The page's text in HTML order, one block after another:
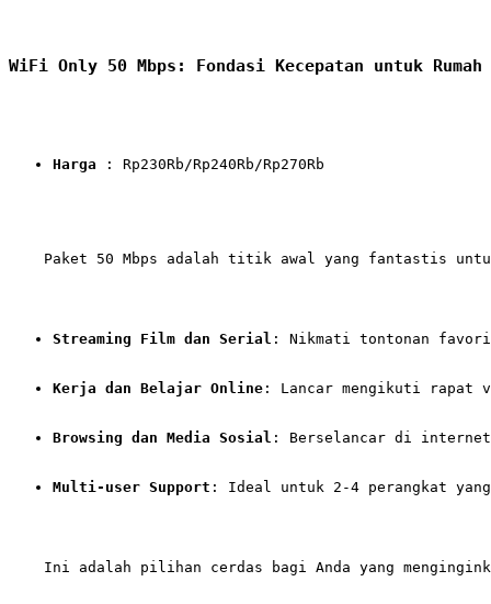
WiFi Only 50 Mbps: Fondasi Kecepatan untuk Rumah
Harga : Rp230Rb/Rp240Rb/Rp270Rb
Paket 50 Mbps adalah titik awal yang fantastis
Streaming Film dan Serial : Nikmati tontonan
Kerja dan Belajar Online : Lancar mengikuti rapat
Browsing dan Media Sosial : Berselancar di internet,
Multi-user Support : Ideal untuk 2-4 perangkat
Ini adalah pilihan cerdas bagi Anda yang